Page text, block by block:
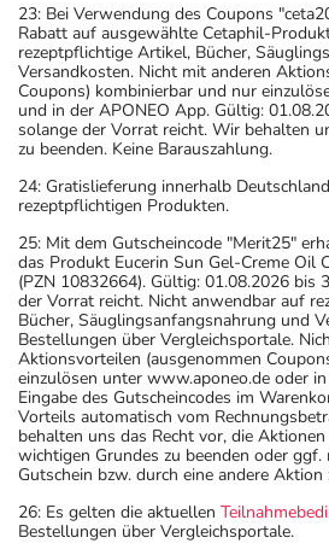
23: Bei Verwendung des Coupons
Rabatt auf ausgewählte Cetaphil-
rezeptpflichtige Artikel, Bücher,
Versandkosten. Nicht mit anderen
Coupons) kombinierbar und nur
und in der APONEO App. Gültig:
solange der Vorrat reicht. Wir behalten
zu beenden. Keine Barauszahlung.
24: Gratislieferung innerhalb
rezeptpflichtigen Produkten.
25: Mit dem Gutscheincode "Merit25"
das Produkt Eucerin Sun Gel-Creme Oil
(PZN 10832664). Gültig: 01.08.2026 bis
der Vorrat reicht. Nicht anwendbar auf
Bücher, Säuglingsanfangsnahrung und
Bestellungen über Vergleichsportale.
Aktionsvorteilen (ausgenommen
einzulösen unter www.aponeo.de oder
Eingabe des Gutscheincodes im
Vorteils automatisch vom
behalten uns das Recht vor, die
wichtigen Grundes zu beenden oder ggf.
Gutschein bzw. durch eine andere Aktion
26: Es gelten die aktuellen
Bestellungen über Vergleichsportale.